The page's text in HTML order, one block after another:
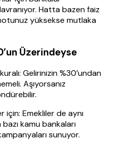
Hatta bazen faiz
yüksekse mutlaka
Üzerindeyse
Gelirinizin %30’undan
Aşıyorsanız
için: Emekliler de aynı
kamu bankaları
sunuyor.